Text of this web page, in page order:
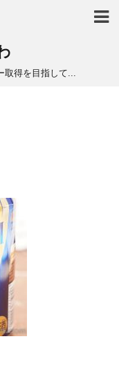
取得を目指して...